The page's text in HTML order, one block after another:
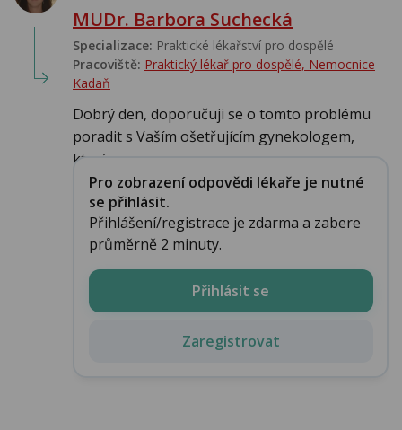
MUDr. Barbora Suchecká
Specializace: Praktické lékařství pro dospělé
Pracoviště: Praktický lékař pro dospělé, Nemocnice
Kadaň
Dobrý den, doporučuji se o tomto problému
poradit s Vaším ošetřujícím gynekologem,
který v...
Pro zobrazení odpovědi lékaře je nutné
se přihlásit.
Přihlášení/registrace je zdarma a zabere
průměrně 2 minuty.
Přihlásit se
Zaregistrovat